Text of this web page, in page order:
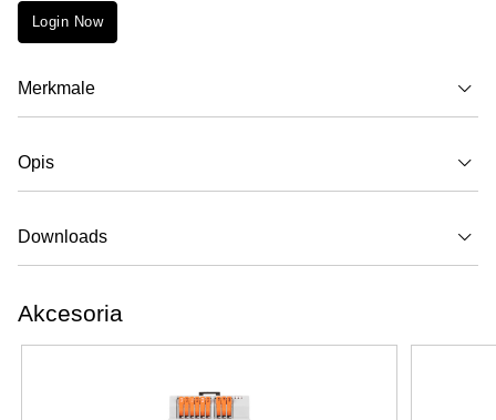
Login Now
Merkmale
Opis
Downloads
Akcesoria